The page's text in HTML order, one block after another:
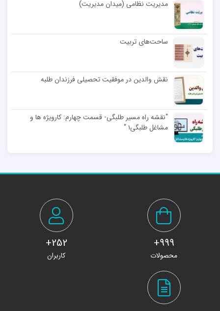
مدیریت نظامی (میدان مدیریت)
ساحت‌های تربیت
نقش والدین در موفقیت تحصیلی فرزندان طلبه
“نقشه راه مسیر طلبگی- قسمت چهارم: کارویژه ها و
مشاغل طلبگی۱ “
999+
محصولات
252+
کاربران